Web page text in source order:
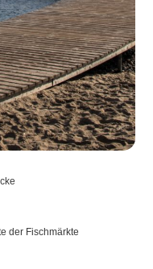
der Fischmärkte